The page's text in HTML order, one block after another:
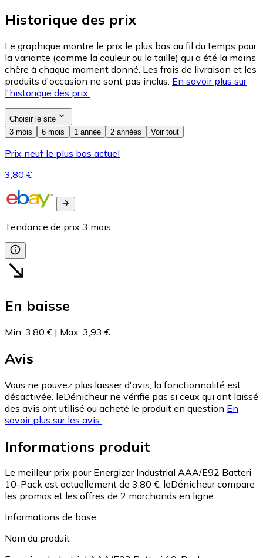
Historique des prix
Le graphique montre le prix le plus bas au fil du temps pour
la variante (comme la couleur ou la taille) qui a été la moins
chère à chaque moment donné. Les frais de livraison et les
produits d'occasion ne sont pas inclus. En savoir plus sur
l'historique des prix.
Choisir le site
3 mois
6 mois 1 année 2 années Voir tout
Prix neuf le plus bas actuel
3,80 €
Tendance de prix 3 mois
En baisse
Min: 3,80 € | Max: 3,93 €
Avis
Vous ne pouvez plus laisser d'avis, la fonctionnalité est
désactivée. leDénicheur ne vérifie pas si ceux qui ont laissé
des avis ont utilisé ou acheté le produit en question En
savoir plus sur les avis.
Informations produit
Le meilleur prix pour Energizer Industrial AAA/E92 Batteri
10-Pack est actuellement de 3,80 €. leDénicheur compare
les promos et les offres de 2 marchands en ligne.
Informations de base
Nom du produit